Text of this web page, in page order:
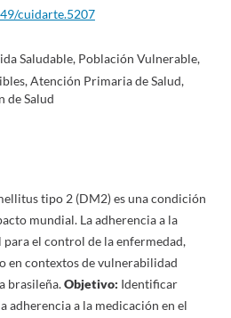
cuidarte.5207
Saludable, Población Vulnerable,
Atención Primaria de Salud,
de Salud
tipo 2 (DM2) es una condición
mundial. La adherencia a la
el control de la enfermedad,
en contextos de vulnerabilidad
brasileña.Objetivo: Identificar
adherencia a la medicación en el